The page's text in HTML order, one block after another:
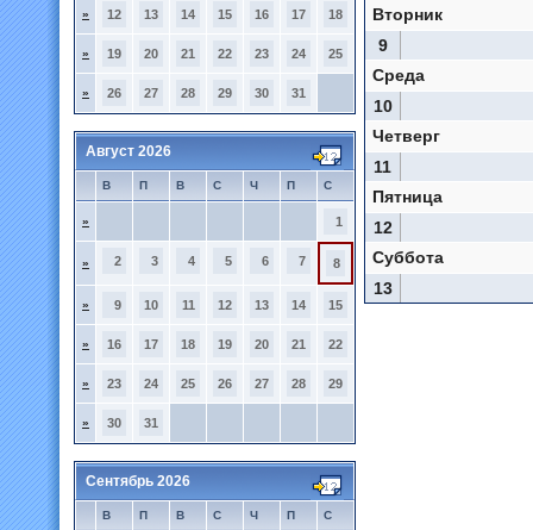
» 12 13 14 15 16 17 18
» 19 20 21 22 23 24 25
» 26 27 28 29 30 31
Август 2026
В П В С Ч П С
» 1
» 2 3 4 5 6 7 8
» 9 10 11 12 13 14 15
» 16 17 18 19 20 21 22
» 23 24 25 26 27 28 29
» 30 31
Сентябрь 2026
В П В С Ч П С
Вторник
9
Среда
10
Четверг
11
Пятница
12
Суббота
13